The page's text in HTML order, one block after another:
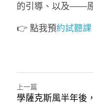
的引導、以及——
👉 點我預約試聽課
上一篇
學薩克斯風半年後